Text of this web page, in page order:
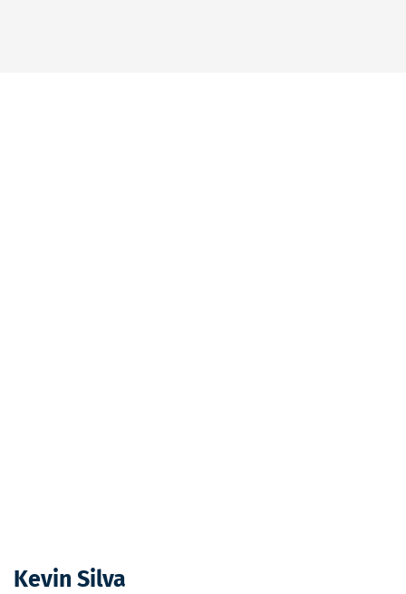
Kevin Silva